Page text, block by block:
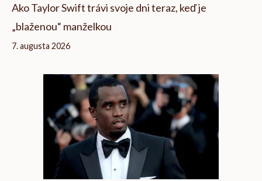
Ako Taylor Swift trávi svoje dni teraz, keď je
„blaženou“ manželkou
7. augusta 2026